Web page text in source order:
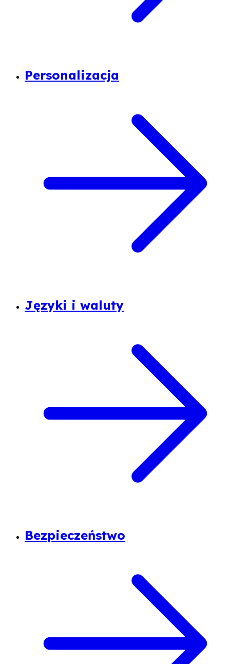
Personalizacja
Języki i waluty
Bezpieczeństwo